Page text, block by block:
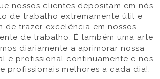
nossos clientes depositam em nós
de trabalho extremamente útil e
de trazer excelência em nossos
de trabalho. É também uma arte
diariamente a aprimorar nossa
e profissional continuamente e nos
profissionais melhores a cada dia!.